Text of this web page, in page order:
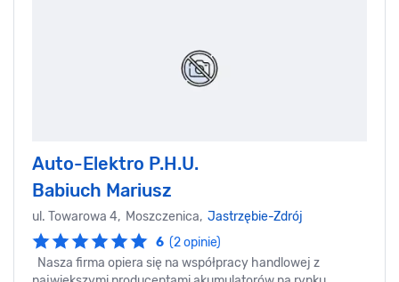
Auto-Elektro P.H.U.
Babiuch Mariusz
ul. Towarowa 4, Moszczenica, Jastrzębie-Zdrój
6 (2 opinie)
Nasza firma opiera się na współpracy handlowej z